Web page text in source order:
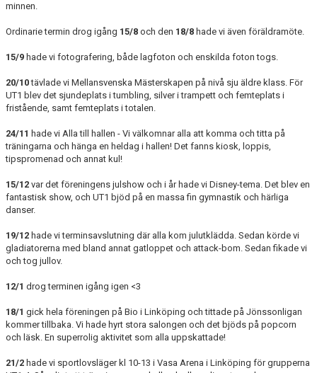
minnen.
Ordinarie termin drog igång 15/8 och den 18/8 hade vi även föräldramöte.
15/9 hade vi fotografering, både lagfoton och enskilda foton togs.
20/10tävlade vi Mellansvenska Mästerskapen på nivå sju äldre klass. För
UT1 blev det sjundeplats i tumbling, silver i trampett och femteplats i
fristående, samt femteplats i totalen.
24/11 hade vi Alla till hallen - Vi välkomnar alla att komma och titta på
träningarna och hänga en heldag i hallen! Det fanns kiosk, loppis,
tipspromenad och annat kul!
15/12 var det föreningens julshow och i år hade vi Disney-tema. Det blev en
fantastisk show, och UT1 bjöd på en massa fin gymnastik och härliga
danser.
19/12 hade vi terminsavslutning där alla kom julutklädda. Sedan körde vi
gladiatorerna med bland annat gatloppet och attack-bom. Sedan fikade vi
och tog jullov.
12/1 drog terminen igång igen <3
18/1 gick hela föreningen på Bio i Linköping och tittade på Jönssonligan
kommer tillbaka. Vi hade hyrt stora salongen och det bjöds på popcorn
och läsk. En superrolig aktivitet som alla uppskattade!
21/2 hade vi sportlovsläger kl 10-13 i Vasa Arena i Linköping för grupperna